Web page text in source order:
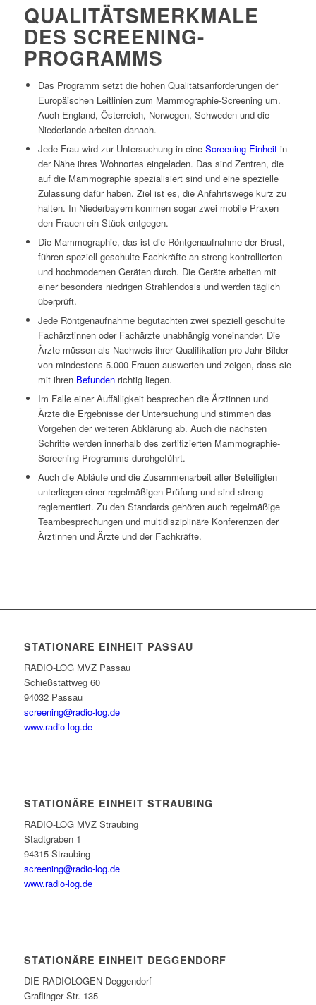
QUALITÄTSMERKMALE
DES SCREENING-
PROGRAMMS
Das Programm setzt die hohen Qualitätsanforderungen der
Europäischen Leitlinien zum Mammographie-Screening um.
Auch England, Österreich, Norwegen, Schweden und die
Niederlande arbeiten danach.
Jede Frau wird zur Untersuchung in eine Screening-Einheitin
der Nähe ihres Wohnortes eingeladen. Das sind Zentren, die
auf die Mammographie spezialisiert sind und eine spezielle
Zulassung dafür haben. Ziel ist es, die Anfahrtswege kurz zu
halten. In Niederbayern kommen sogar zwei mobile Praxen
den Frauen ein Stück entgegen.
Die Mammographie, das ist die Röntgenaufnahme der Brust,
führen speziell geschulte Fachkräfte an streng kontrollierten
und hochmodernen Geräten durch. Die Geräte arbeiten mit
einer besonders niedrigen Strahlendosis und werden täglich
überprüft.
Jede Röntgenaufnahme begutachten zwei speziell geschulte
Fachärztinnen oder Fachärzte unabhängig voneinander. Die
Ärzte müssen als Nachweis ihrer Qualifikation pro Jahr Bilder
von mindestens 5.000 Frauen auswerten und zeigen, dass sie
mit ihren Befundenrichtig liegen.
Im Falle einer Auffälligkeit besprechen die Ärztinnen und
Ärzte die Ergebnisse der Untersuchung und stimmen das
Vorgehen der weiteren Abklärung ab. Auch die nächsten
Schritte werden innerhalb des zertifizierten Mammographie-
Screening-Programms durchgeführt.
Auch die Abläufe und die Zusammenarbeit aller Beteiligten
unterliegen einer regelmäßigen Prüfung und sind streng
reglementiert. Zu den Standards gehören auch regelmäßige
Teambesprechungen und multidisziplinäre Konferenzen der
Ärztinnen und Ärzte und der Fachkräfte.
STATIONÄRE EINHEIT PASSAU
RADIO-LOG MVZ Passau
Schießstattweg 60
94032 Passau
screening@radio-log.de
www.radio-log.de
STATIONÄRE EINHEIT STRAUBING
RADIO-LOG MVZ Straubing
Stadtgraben 1
94315 Straubing
screening@radio-log.de
www.radio-log.de
STATIONÄRE EINHEIT DEGGENDORF
DIE RADIOLOGEN Deggendorf
Graflinger Str. 135